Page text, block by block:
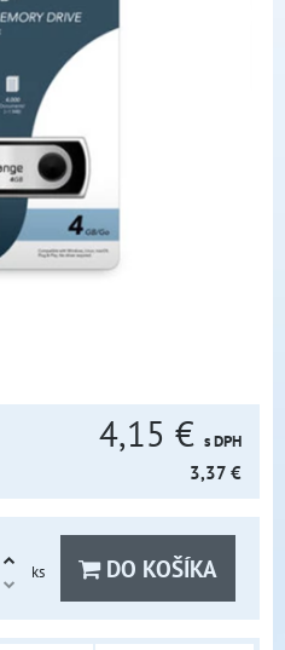
4,15 € s DPH
3,37 €
ks DO KOŠÍKA